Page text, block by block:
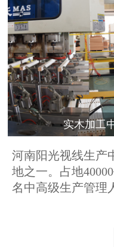
实木加工
河南阳光视线生产
地之一。占地
名中高级生产管理